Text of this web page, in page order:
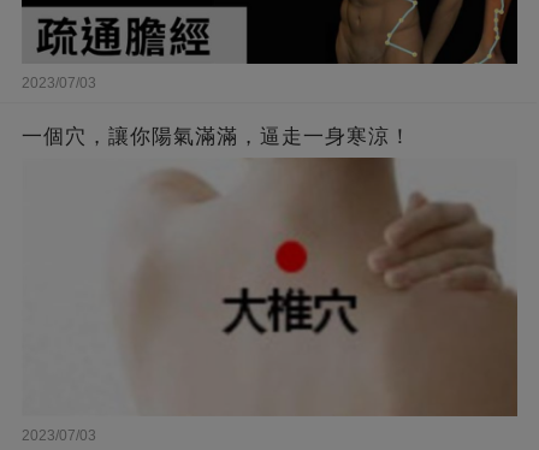
2023/07/03
一個穴，讓你陽氣滿滿，逼走一身寒涼！
2023/07/03